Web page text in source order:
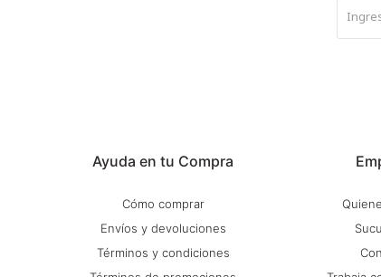
Ayuda en tu Compra
Cómo comprar
Envíos y devoluciones
Términos y condiciones